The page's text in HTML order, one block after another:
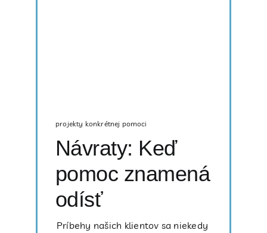
projekty konkrétnej pomoci
Návraty: Keď
pomoc znamená
odísť
Príbehy našich klientov sa niekedy